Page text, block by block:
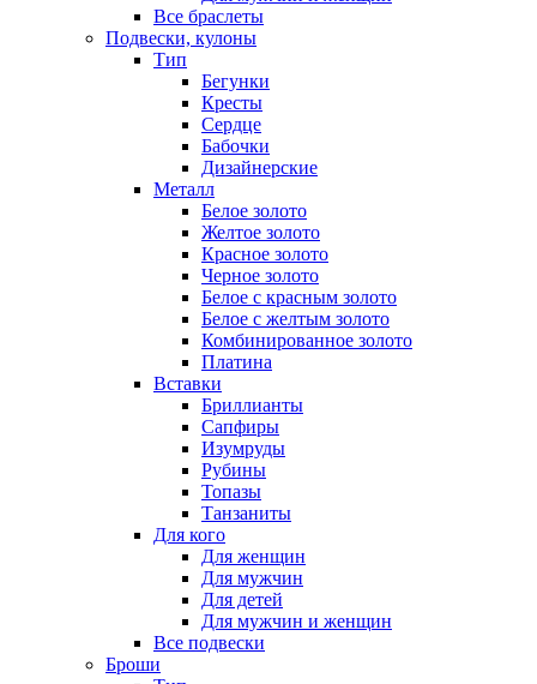
Все браслеты
Подвески, кулоны
Тип
Бегунки
Кресты
Сердце
Бабочки
Дизайнерские
Металл
Белое золото
Желтое золото
Красное золото
Черное золото
Белое с красным золото
Белое с желтым золото
Комбинированное золото
Платина
Вставки
Бриллианты
Сапфиры
Изумруды
Рубины
Топазы
Танзаниты
Для кого
Для женщин
Для мужчин
Для детей
Для мужчин и женщин
Все подвески
Броши